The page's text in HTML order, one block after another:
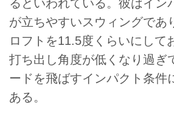
るといわれている。彼はイン
が立ちやすいスウィングであ
ロフトを11.5度くらいにして
打ち出し角度が低くなり過ぎ
ードを飛ばすインパクト条件
ある。